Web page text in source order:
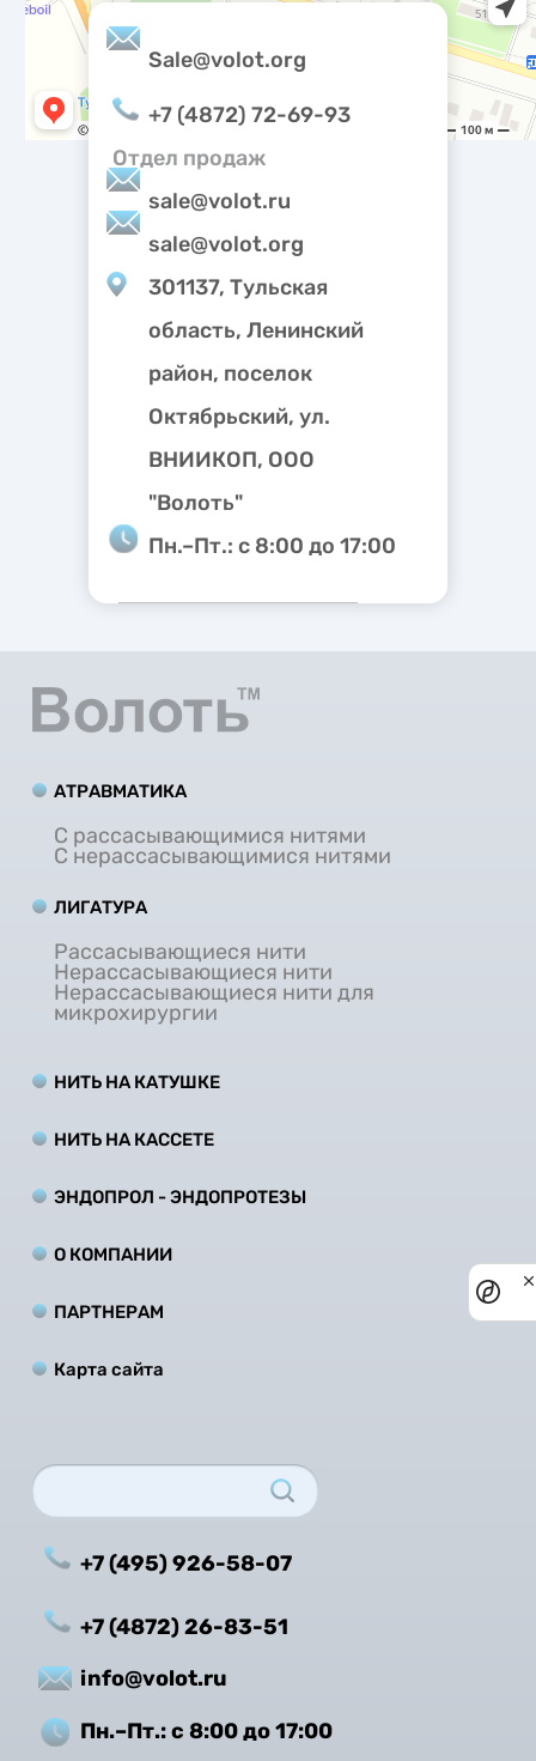
Sale@volot.org
+7 (4872) 72-69-93
Отдел продаж
sale@volot.ru
sale@volot.org
301137, Тульская
область, Ленинский
район, поселок
Октябрьский, ул.
ВНИИКОП, ООО
"Волоть"
Пн.–Пт.: с 8:00 до 17:00
АТРАВМАТИКА
С рассасывающимися нитями
С нерассасывающимися нитями
ЛИГАТУРА
Рассасывающиеся нити
Нерассасывающиеся нити
Нерассасывающиеся нити для
микрохирургии
НИТЬ НА КАТУШКЕ
НИТЬ НА КАCCЕТЕ
ЭНДОПРОЛ - ЭНДОПРОТЕЗЫ
О КОМПАНИИ
ПАРТНЕРАМ
Карта сайта
+7 (495) 926-58-07
+7 (4872) 26-83-51
info@volot.ru
Пн.–Пт.: с 8:00 до 17:00